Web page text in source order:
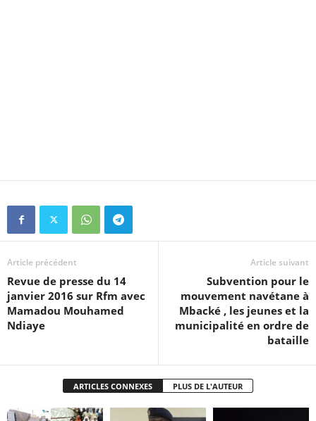
Article précédent
Revue de presse du 14
janvier 2016 sur Rfm avec
Mamadou Mouhamed
Ndiaye
Article suivant
Subvention pour le
mouvement navétane à
Mbacké , les jeunes et la
municipalité en ordre de
bataille
ARTICLES CONNEXES PLUS DE L'AUTEUR